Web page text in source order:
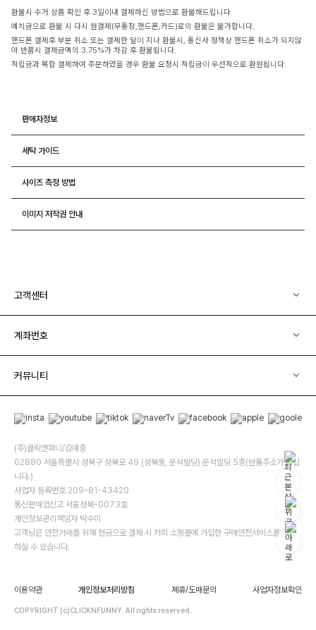
환불시 수거 상품 확인 후 3일이내 결제하신 방법으로 환불해드립니다
예치금으로 환불 시 다시 원결제(무통장,핸드폰,카드)로의 환불은 불가합니다.
핸드폰 결제후 부분 취소 또는 결제한 달이 지나 환불시, 통신사 정책상 핸드폰 취소가 되지않
아 반품시 결제금액의 3.75%가 차감 후 환불됩니다.
적립금과 복합 결제하여 주문하였을 경우 환불 요청시 적립금이 우선적으로 환원됩니다.
판매자정보
세탁 가이드
사이즈 측정 방법
이미지 저작권 안내
고객센터
계좌번호
커뮤니티
(주)클릭앤퍼니/김예중
02880 서울특별시 성북구 성북로 49 (성북동, 운석빌딩) 운석빌딩 5층(반품주소가 아닙
니다.)
사업자 등록번호 209-81-43420
통신판매업신고 서울성북-0073호
개인정보관리책임자 박수미
고객님은 안전거래를 위해 현금으로 결제 시 저희 소핑몰에 가입한 구매안전서비스를 이용
하실 수 있습니다.
이용약관 개인정보처리방침 제휴/도매문의 사업자정보확인
COPYRIGHT (c)CLICKNFUNNY. All rights reserved.